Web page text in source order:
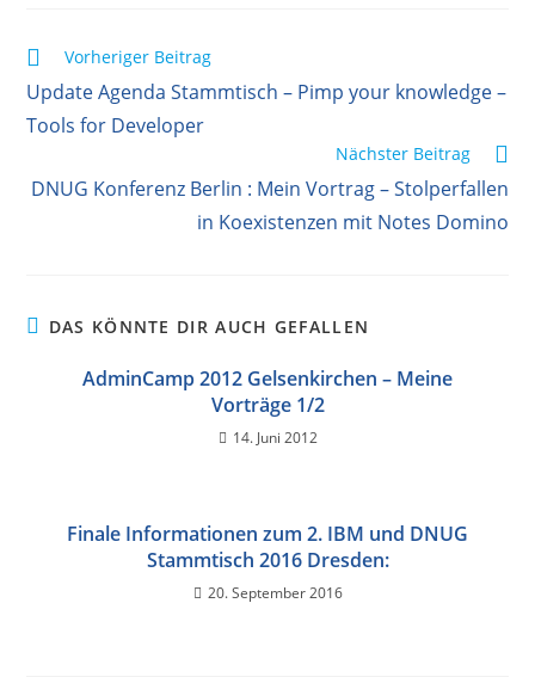
Weitere
ansehen
Vorheriger Beitrag
Update Agenda Stammtisch – Pimp your knowledge –
Tools for Developer
Nächster Beitrag
DNUG Konferenz Berlin : Mein Vortrag – Stolperfallen
in Koexistenzen mit Notes Domino
DAS KÖNNTE DIR AUCH GEFALLEN
AdminCamp 2012 Gelsenkirchen – Meine
Vorträge 1/2
14. Juni 2012
Finale Informationen zum 2. IBM und DNUG
Stammtisch 2016 Dresden:
20. September 2016